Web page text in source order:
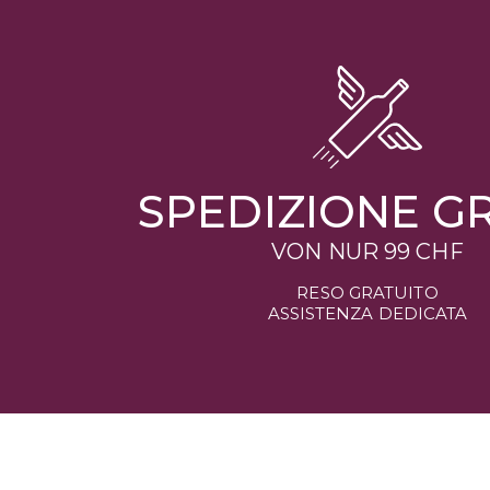
SPEDIZIONE
VON NUR99 CHF
RESO GRATUITO
ASSISTENZA DEDICATA